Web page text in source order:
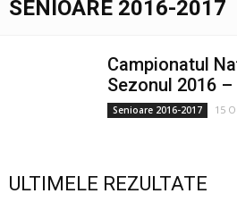
SENIOARE 2016-2017
Campionatul
Sezonul 2016 –
Senioare 2016-2017 15
ULTIMELE REZULTATE